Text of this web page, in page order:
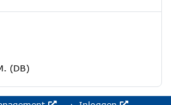
(DB)